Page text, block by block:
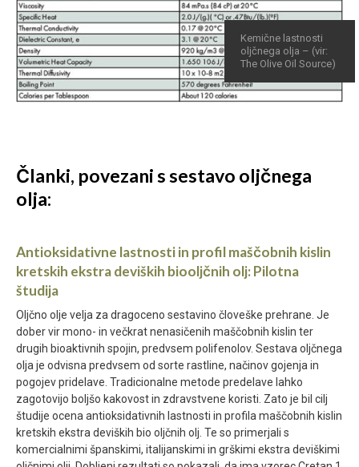
Kemične lastnosti
oljčnega olja – (vir:
The Olive Oil Source)
Članki, povezani s sestavo oljčnega
olja:
Antioksidativne lastnosti in profil maščobnih kislin
kretskih ekstra deviških biooljčnih olj: Pilotna
študija
Oljčno olje velja za dragoceno sestavino človeške prehrane. Je
dober vir mono- in večkrat nenasičenih maščobnih kislin ter
drugih bioaktivnih spojin, predvsem polifenolov. Sestava oljčnega
olja je odvisna predvsem od sorte rastline, načinov gojenja in
pogojev pridelave. Tradicionalne metode predelave lahko
zagotovijo boljšo kakovost in zdravstvene koristi. Zato je bil cilj
študije ocena antioksidativnih lastnosti in profila maščobnih kislin
kretskih ekstra deviških bio oljčnih olj. Te so primerjali s
komercialnimi španskimi, italijanskimi in grškimi ekstra deviškimi